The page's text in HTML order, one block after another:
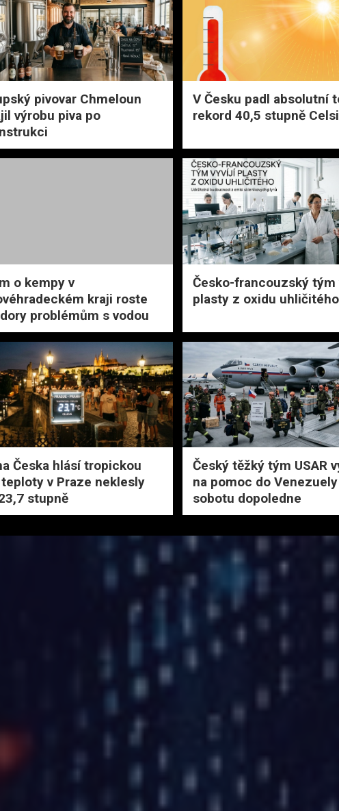
pivovar Chmeloun
výrobu piva po
V Česku padl absolutní
rekord 40,5 stupně
o kempy v
kraji roste
problémům s vodou
Česko-francouzský tým
plasty z oxidu uhličitého
Česka hlásí tropickou
v Praze neklesly
stupně
Český těžký tým USAR
na pomoc do
sobotu dopoledne